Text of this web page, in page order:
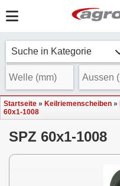
Suche in Kategorie
Startseite » Keilriemenscheiben »
60x1-1008
SPZ 60x1-1008